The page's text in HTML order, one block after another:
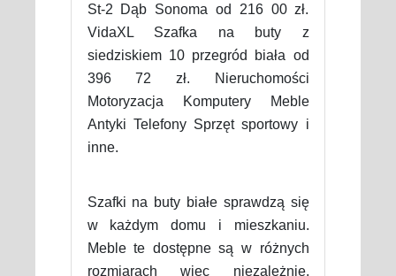
St-2 Dąb Sonoma od 216 00 zł.
VidaXL Szafka na buty z
siedziskiem 10 przegród biała od
396 72 zł. Nieruchomości
Motoryzacja Komputery Meble
Antyki Telefony Sprzęt sportowy i
inne.
Szafki na buty białe sprawdzą się
w każdym domu i mieszkaniu.
Meble te dostępne są w różnych
rozmiarach więc niezależnie.